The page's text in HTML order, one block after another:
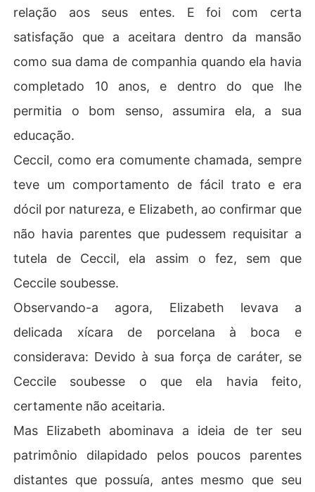
relação aos seus entes. E foi com certa
satisfação que a aceitara dentro da mansão
como sua dama de companhia quando ela havia
completado 10 anos, e dentro do que lhe
permitia o bom senso, assumira ela, a sua
educação.
Ceccil, como era comumente chamada, sempre
teve um comportamento de fácil trato e era
dócil por natureza, e Elizabeth, ao confirmar que
não havia parentes que pudessem requisitar a
tutela de Ceccil, ela assim o fez, sem que
Ceccile soubesse.
Observando-a agora, Elizabeth levava a
delicada xícara de porcelana à boca e
considerava: Devido à sua força de caráter, se
Ceccile soubesse o que ela havia feito,
certamente não aceitaria.
Mas Elizabeth abominava a ideia de ter seu
patrimônio dilapidado pelos poucos parentes
distantes que possuía, antes mesmo que seu